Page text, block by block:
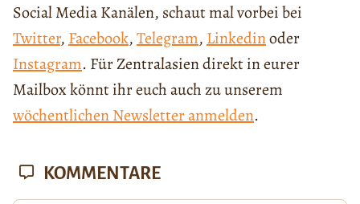
Social Media Kanälen, schaut mal vorbei bei
Twitter, Facebook,Telegram, Linkedinoder
Instagram. Für Zentralasien direkt in eurer
Mailbox könnt ihr euch auch zu unserem
wöchentlichen Newsletter anmelden.
KOMMENTARE